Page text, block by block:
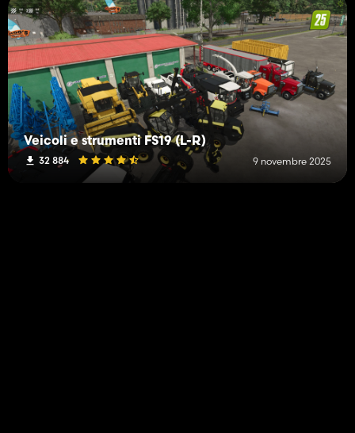
Veicoli e strumenti FS19 (L-R)
32 884 9 novembre 2025